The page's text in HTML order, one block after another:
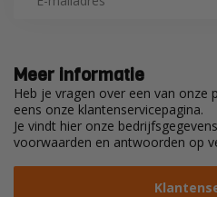
Meer informatie
Heb je vragen over een van onze
eens onze klantenservicepagina.
Je vindt hier onze
voorwaarden en antwoorden op